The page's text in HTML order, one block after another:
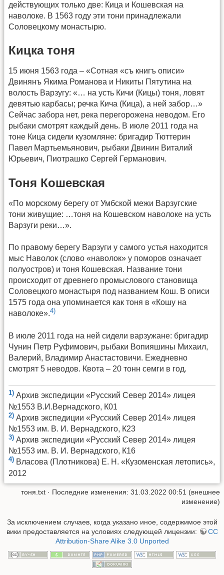
действующих только две: Кица и Кошевская на
наволоке. В 1563 году эти тони принадлежали
Соловецкому монастырю.
Кицка тоня
15 июня 1563 года – «Сотная «съ книгъ описи»
Двинянъ Якима Романова и Никиты Пятутина на
волость Варзугу: «… на усть Кичи (Кицы) тоня, ловят
девятью карбасы; речка Кича (Кица), а ней забор…»
Сейчас забора нет, река перегорожена неводом. Его
рыбаки смотрят каждый день. В июле 2011 года на
тоне Кица сидели кузомляне: бригадир Тюттерин
Павел Мартьемьянович, рыбаки Двинин Виталий
Юрьевич, Пиотрашко Сергей Германович.
Тоня Кошевская
«По морскому берегу от Умбской межи Варзугские
тони живущие: …тоня на Кошевском наволоке на усть
Варзуги реки…».
По правому берегу Варзуги у самого устья находится
мыс Наволок (слово «наволок» у поморов означает
полуостров) и тоня Кошевская. Название тони
происходит от древнего промыслового становища
Соловецкого монастыря под названием Кош. В описи
1575 года она упоминается как тоня в «Кошу на
наволоке».4)
В июле 2011 года на ней сидели варзужане: бригадир
Чунин Петр Руфимович, рыбаки Вопияшины Михаил,
Валерий, Владимир Анастастовичи. Ежедневно
смотрят 5 неводов. Квота – 20 тонн семги в год.
1) Архив экспедиции «Русский Север 2014» лицея
№1553 В.И.Вернадского, К01
2) Архив экспедиции «Русский Север 2014» лицея
№1553 им. В. И. Вернадского, К23
3) Архив экспедиции «Русский Север 2014» лицея
№1553 им. В. И. Вернадского, К16
4) Власова (Плотникова) Е. Н. «Кузоменская летопись»,
2012
тоня.txt · Последние изменения: 31.03.2022 00:51 (внешнее
изменение)
За исключением случаев, когда указано иное, содержимое этой
вики предоставляется на условиях следующей лицензии:
CC
Attribution-Share Alike 3.0 Unported